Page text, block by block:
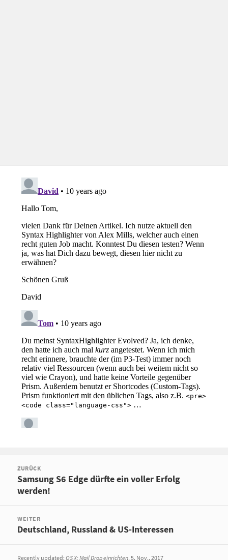
ZURÜCK
Vorheriger
Beitrag:
Samsung S6 Edge dürfte ein voller Erfolg
werden!
WEITER
Nächster
Deutschland, Russland & US-Interessen
Recently updated:OS X: Mail Drop einrichten , 5. Nov.. 2017